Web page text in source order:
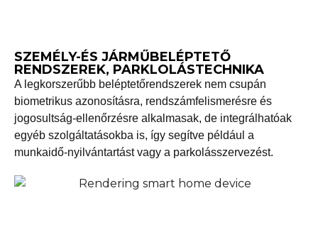
SZEMÉLY-ÉS JÁRMŰBELÉPTETŐ
RENDSZEREK, PARKLOLÁSTECHNIKA
A legkorszerűbb beléptetőrendszerek nem csupán
biometrikus azonosításra, rendszámfelismerésre és
jogosultság-ellenőrzésre alkalmasak, de integrálhatóak
egyéb szolgáltatásokba is, így segítve például a
munkaidő-nyilvántartást vagy a parkolásszervezést.